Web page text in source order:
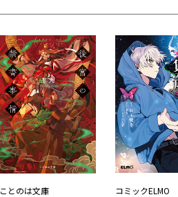
ことのは文庫 コミックELMO